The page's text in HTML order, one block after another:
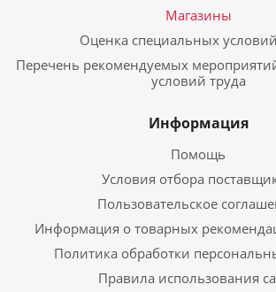
Магазины
Оценка специальных
Перечень рекомендуемых
условий труда
Информация
Помощь
Условия отбора
Пользовательское
Информация о товарных
Политика обработки
Правила использования